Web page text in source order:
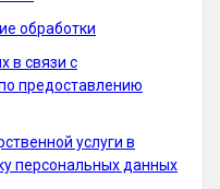
обработки
в связи с
предоставлению
услуги в
персональных данных